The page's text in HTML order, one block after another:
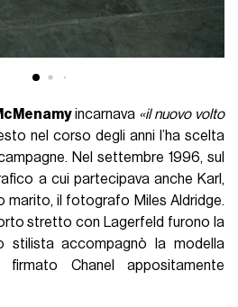
incarnava «il nuovo volto
nel corso degli anni l’ha scelta
Nel settembre 1996, sul
a cui partecipava anche Karl,
marito, il fotografo Miles Aldridge.
stretto con Lagerfeld furono la
stilista accompagnò la modella
Chanel appositamente